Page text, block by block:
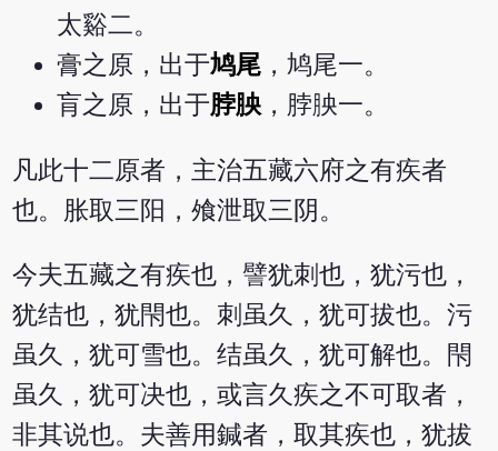
太谿二。
膏之原，出于鸠尾 ，鸠尾一。
肓之原，出于脖胦 ，脖胦一。
凡此十二原者，主治五藏六府之有疾者
也。胀取三阳，飧泄取三阴。
今夫五藏之有疾也，譬犹刺也，犹污也，
犹结也，犹閇也。刺虽久，犹可拔也。污
虽久，犹可雪也。结虽久，犹可解也。閇
虽久，犹可决也，或言久疾之不可取者，
非其说也。夫善用鍼者，取其疾也，犹拔